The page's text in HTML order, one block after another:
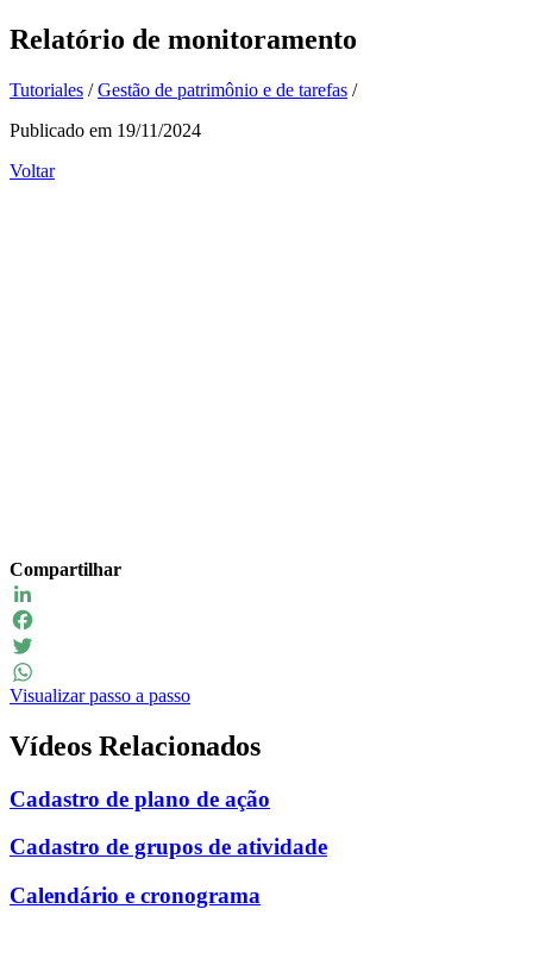
Relatório de monitoramento
Tutoriales / Gestão de patrimônio e de tarefas /
Publicado em 19/11/2024
Voltar
Compartilhar
LinkedIn
Facebook
Twitter
WhatsApp
Visualizar passo a passo
Vídeos Relacionados
Cadastro de plano de ação
Cadastro de grupos de atividade
Calendário e cronograma